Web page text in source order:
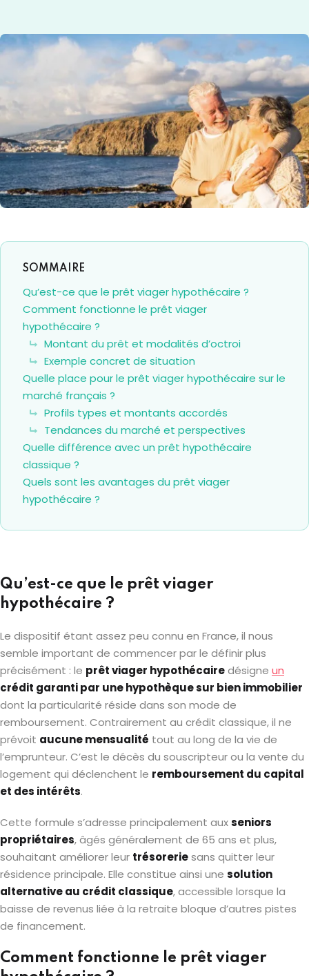
Qu’est-ce que le prêt viager hypothécaire ?
Comment fonctionne le prêt viager
hypothécaire ?
Montant du prêt et modalités d’octroi
Exemple concret de situation
Quelle place pour le prêt viager hypothécaire sur le
marché français ?
Profils types et montants accordés
Tendances du marché et perspectives
Quelle différence avec un prêt hypothécaire
classique ?
Quels sont les avantages du prêt viager
hypothécaire ?
Qu’est-ce que le prêt viager
hypothécaire ?
Le dispositif étant assez peu connu en France, il nous
semble important de commencer par le définir plus
précisément : le prêt viager hypothécairedésigne un
crédit garanti par une hypothèque sur bien immobilier
dont la particularité réside dans son mode de
remboursement. Contrairement au crédit classique, il ne
prévoit aucune mensualité tout au long de la vie de
l’emprunteur. C’est le décès du souscripteur ou la vente du
logement qui déclenchent le remboursement du capital
et des intérêts.
Cette formule s’adresse principalement auxseniors
propriétaires, âgés généralement de 65 ans et plus,
souhaitant améliorer leur trésoreriesans quitter leur
résidence principale. Elle constitue ainsi une solution
alternative au crédit classique, accessible lorsque la
baisse de revenus liée à la retraite bloque d’autres pistes
de financement.
Comment fonctionne le prêt viager